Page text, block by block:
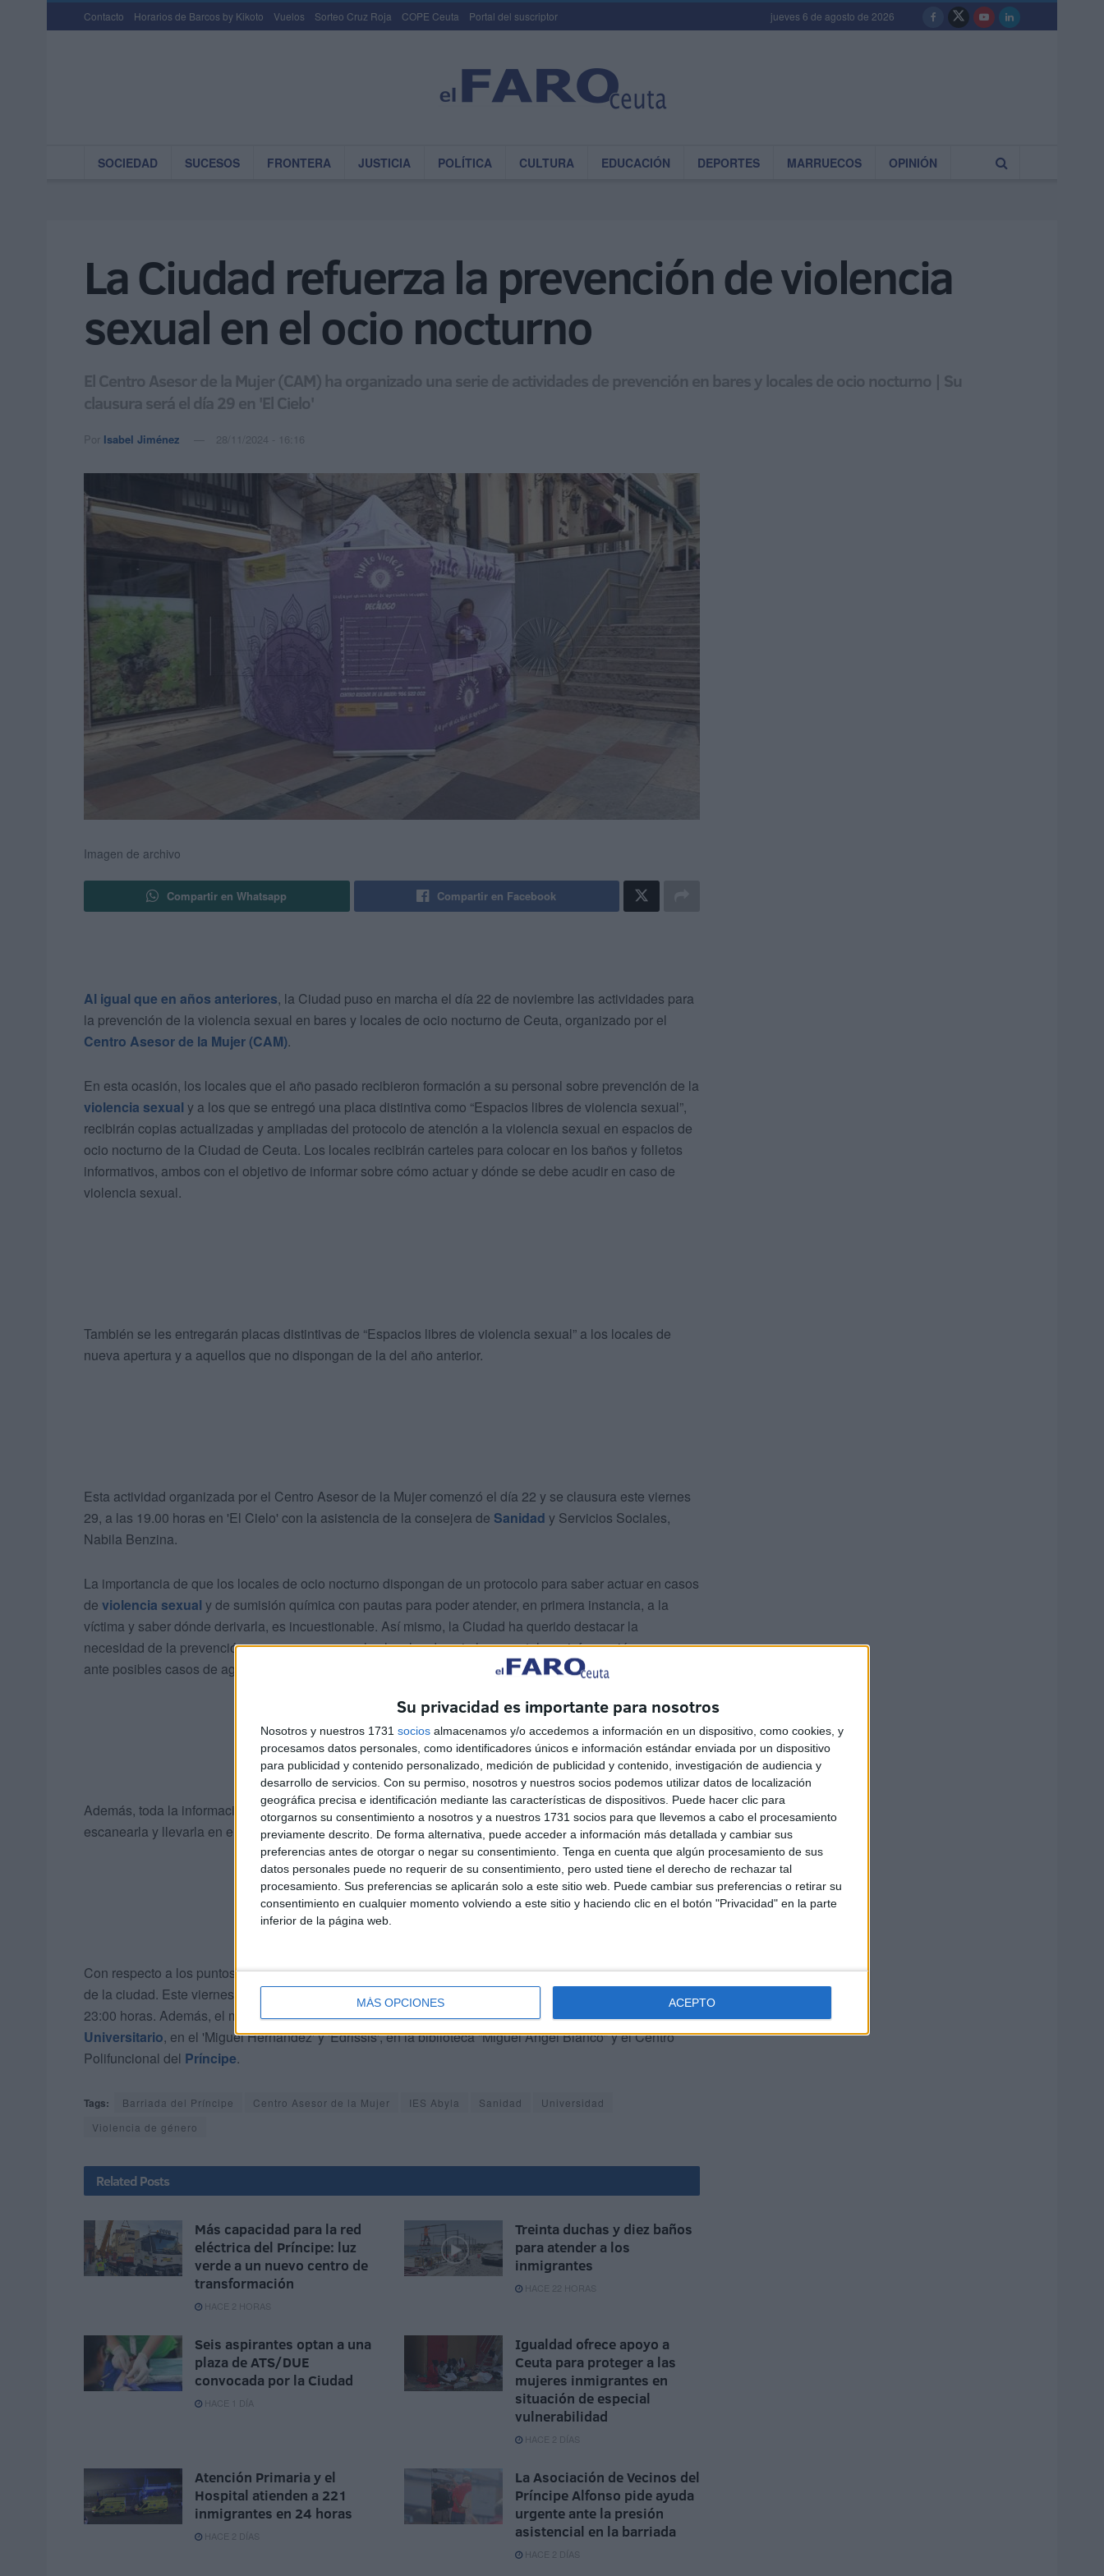
Su privacidad es importante para nosotros
Nosotros y nuestros 1731 socios almacenamos y/o accedemos a información en un dispositivo, como cookies, y
procesamos datos personales, como identificadores únicos e información estándar enviada por un dispositivo
para publicidad y contenido personalizado, medición de publicidad y contenido, investigación de audiencia y
desarrollo de servicios. Con su permiso, nosotros y nuestros socios podemos utilizar datos de localización
geográfica precisa e identificación mediante las características de dispositivos. Puede hacer clic para
otorgarnos su consentimiento a nosotros y a nuestros 1731 socios para que llevemos a cabo el procesamiento
previamente descrito. De forma alternativa, puede acceder a información más detallada y cambiar sus
preferencias antes de otorgar o negar su consentimiento. Tenga en cuenta que algún procesamiento de sus
datos personales puede no requerir de su consentimiento, pero usted tiene el derecho de rechazar tal
procesamiento. Sus preferencias se aplicarán solo a este sitio web. Puede cambiar sus preferencias o retirar su
consentimiento en cualquier momento volviendo a este sitio y haciendo clic en el botón "Privacidad" en la parte
inferior de la página web.
MÁS OPCIONES ACEPTO
Contacto Horarios de Barcos by Kikoto Vuelos Sorteo Cruz Roja COPE Ceuta Portal del suscriptor jueves 6 de agosto de 2026
SOCIEDAD SUCESOS FRONTERA JUSTICIA POLÍTICA CULTURA EDUCACIÓN DEPORTES MARRUECOS OPINIÓN
La Ciudad refuerza la prevención de violencia
sexual en el ocio nocturno
El Centro Asesor de la Mujer (CAM) ha organizado una serie de actividades de prevención en bares y locales de ocio nocturno | Su
clausura será el día 29 en 'El Cielo'
Por Isabel Jiménez 28/11/2024 - 16:16
Imagen de archivo
Compartir en Whatsapp Compartir en Facebook
Al igual que en años anteriores, la Ciudad puso en marcha el día 22 de noviembre las actividades para
la prevención de la violencia sexual en bares y locales de ocio nocturno de Ceuta, organizado por el
Centro Asesor de la Mujer (CAM).
En esta ocasión, los locales que el año pasado recibieron formación a su personal sobre prevención de la
violencia sexual y a los que se entregó una placa distintiva como “Espacios libres de violencia sexual”,
recibirán copias actualizadas y ampliadas del protocolo de atención a la violencia sexual en espacios de
ocio nocturno de la Ciudad de Ceuta. Los locales recibirán carteles para colocar en los baños y folletos
informativos, ambos con el objetivo de informar sobre cómo actuar y dónde se debe acudir en caso de
violencia sexual.
También se les entregarán placas distintivas de “Espacios libres de violencia sexual” a los locales de
nueva apertura y a aquellos que no dispongan de la del año anterior.
Esta actividad organizada por el Centro Asesor de la Mujer comenzó el día 22 y se clausura este viernes
29, a las 19.00 horas en 'El Cielo' con la asistencia de la consejera de Sanidad y Servicios Sociales,
Nabila Benzina.
La importancia de que los locales de ocio nocturno dispongan de un protocolo para saber actuar en casos
de violencia sexual y de sumisión química con pautas para poder atender, en primera instancia, a la
víctima y saber dónde derivarla, es incuestionable. Así mismo, la Ciudad ha querido destacar la
necesidad de la prevención que supone que en los locales de ocio haya carteles e información para que,
ante posibles casos de agresiones sexuales, las personas sepan qué hacer y dónde acudir.
Además, toda la información repartida a estos locales, cuenta además con códigos QR para poder
escanearla y llevarla en el móvil ante cualquier situación que pueda ocurrir.
Con respecto a los puntos violetas, desde el 22 de noviembre se han colocado en diversas zonas y actos
de la ciudad. Este viernes 29 de noviembre, el stand estará ubicado en la plaza Teniente Ruiz de 19:00 a
23:00 horas. Además, el mismo día, también se instalará en el'Abyla'y en el'Almina', en elCampus
Universitario, en el 'Miguel Hernández' y 'Edrissis', en la biblioteca “Miguel Ángel Blanco” y el Centro
Polifuncional del Príncipe.
Tags: Barriada del Príncipe Centro Asesor de la Mujer IES Abyla Sanidad
Universidad
Violencia de género
Related Posts
Más capacidad para la red
eléctrica del Príncipe: luz
verde a un nuevo centro de
transformación
HACE 2 HORAS
Treinta duchas y diez baños
para atender a los
inmigrantes
HACE 22 HORAS
Seis aspirantes optan a una
plaza de ATS/DUE
convocada por la Ciudad
HACE 1 DÍA
Igualdad ofrece apoyo a
Ceuta para proteger a las
mujeres inmigrantes en
situación de especial
vulnerabilidad
HACE 2 DÍAS
Atención Primaria y el
Hospital atienden a 221
inmigrantes en 24 horas
HACE 2 DÍAS
La Asociación de Vecinos del
Príncipe Alfonso pide ayuda
urgente ante la presión
asistencial en la barriada
HACE 2 DÍAS